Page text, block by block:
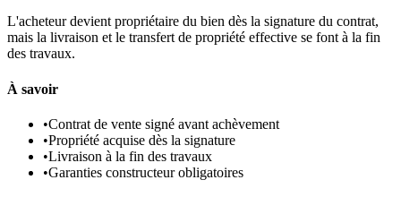
L'acheteur devient propriétaire du bien dès la signature du contrat,
mais la livraison et le transfert de propriété effective se font à la fin
des travaux.
À savoir
•Contrat de vente signé avant achèvement
•Propriété acquise dès la signature
•Livraison à la fin des travaux
•Garanties constructeur obligatoires